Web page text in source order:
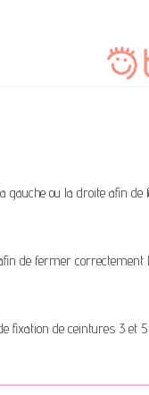
ou la droite afin de
de fermer
fixation de ceintures 3 et